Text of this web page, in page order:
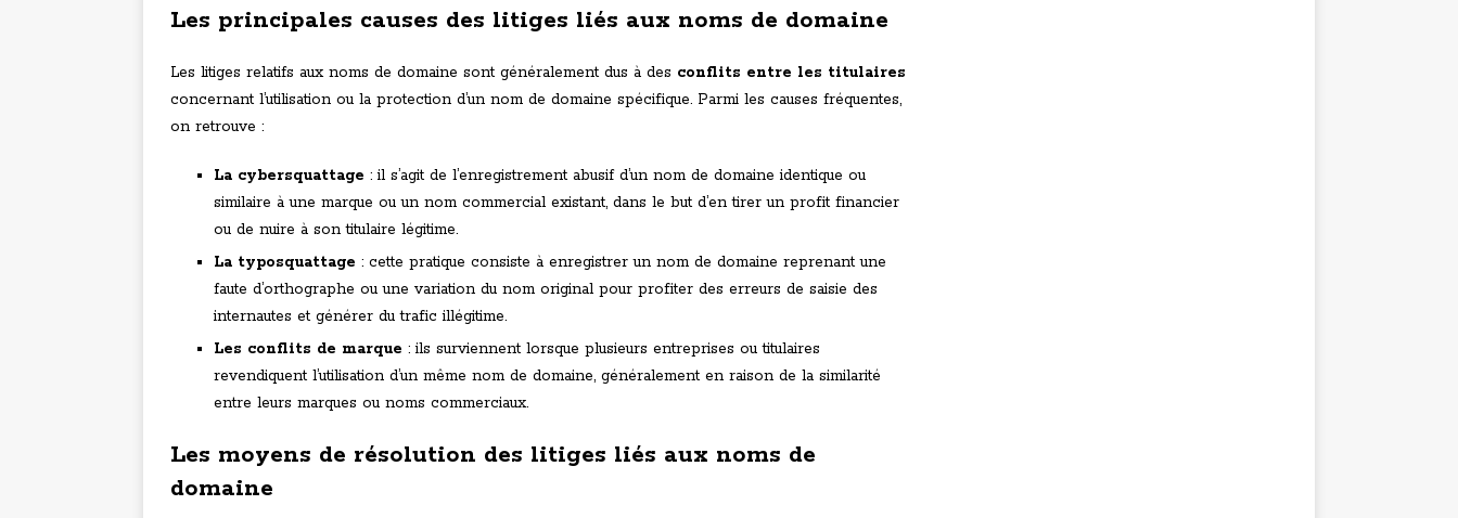
Les principales causes des litiges liés aux noms de domaine
Les litiges relatifs aux noms de domaine sont généralement dus à des conflits entre les titulaires
concernant l’utilisation ou la protection d’un nom de domaine spécifique. Parmi les causes fréquentes,
on retrouve :
La cybersquattage : il s’agit de l’enregistrement abusif d’un nom de domaine identique ou
similaire à une marque ou un nom commercial existant, dans le but d’en tirer un profit financier
ou de nuire à son titulaire légitime.
La typosquattage : cette pratique consiste à enregistrer un nom de domaine reprenant une
faute d’orthographe ou une variation du nom original pour profiter des erreurs de saisie des
internautes et générer du trafic illégitime.
Les conflits de marque : ils surviennent lorsque plusieurs entreprises ou titulaires
revendiquent l’utilisation d’un même nom de domaine, généralement en raison de la similarité
entre leurs marques ou noms commerciaux.
Les moyens de résolution des litiges liés aux noms de
domaine